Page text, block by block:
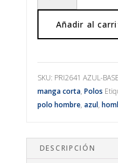
manga
Añadir al
SKU: PRI2641 AZUL-BASE
manga corta, Polos
polo hombre, azul,
DESCRIPCIÓN